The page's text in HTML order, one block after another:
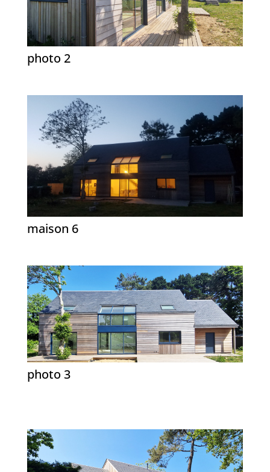
photo 2
maison 6
photo 3